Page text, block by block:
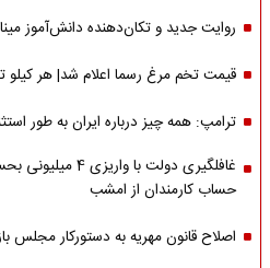
روایت جدید و تکان‌دهنده دانش‌آموز
قیمت تخم مرغ رسما اعلام شد| هر کیلو
ترامپ: همه چیز درباره ایران به طور
غافلگیری دولت با
حساب کارمندان از امشب
اصلاح قانون مهریه به دستورکار مجلس